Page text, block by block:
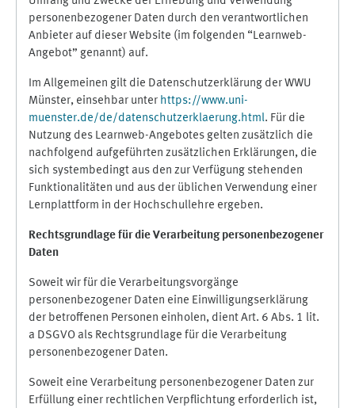
personenbezogener Daten durch den verantwortlichen
Anbieter auf dieser Website (im folgenden “Learnweb-
Angebot” genannt) auf.
Im Allgemeinen gilt die Datenschutzerklärung der WWU
Münster, einsehbar unter https://www.uni-
muenster.de/de/datenschutzerklaerung.html. Für die
Nutzung des Learnweb-Angebotes gelten zusätzlich die
nachfolgend aufgeführten zusätzlichen Erklärungen, die
sich systembedingt aus den zur Verfügung stehenden
Funktionalitäten und aus der üblichen Verwendung einer
Lernplattform in der Hochschullehre ergeben.
Rechtsgrundlage für die Verarbeitung personenbezogener
Daten
Soweit wir für die Verarbeitungsvorgänge
personenbezogener Daten eine Einwilligungserklärung
der betroffenen Personen einholen, dient Art. 6 Abs. 1 lit.
a DSGVO als Rechtsgrundlage für die Verarbeitung
personenbezogener Daten.
Soweit eine Verarbeitung personenbezogener Daten zur
Erfüllung einer rechtlichen Verpflichtung erforderlich ist,